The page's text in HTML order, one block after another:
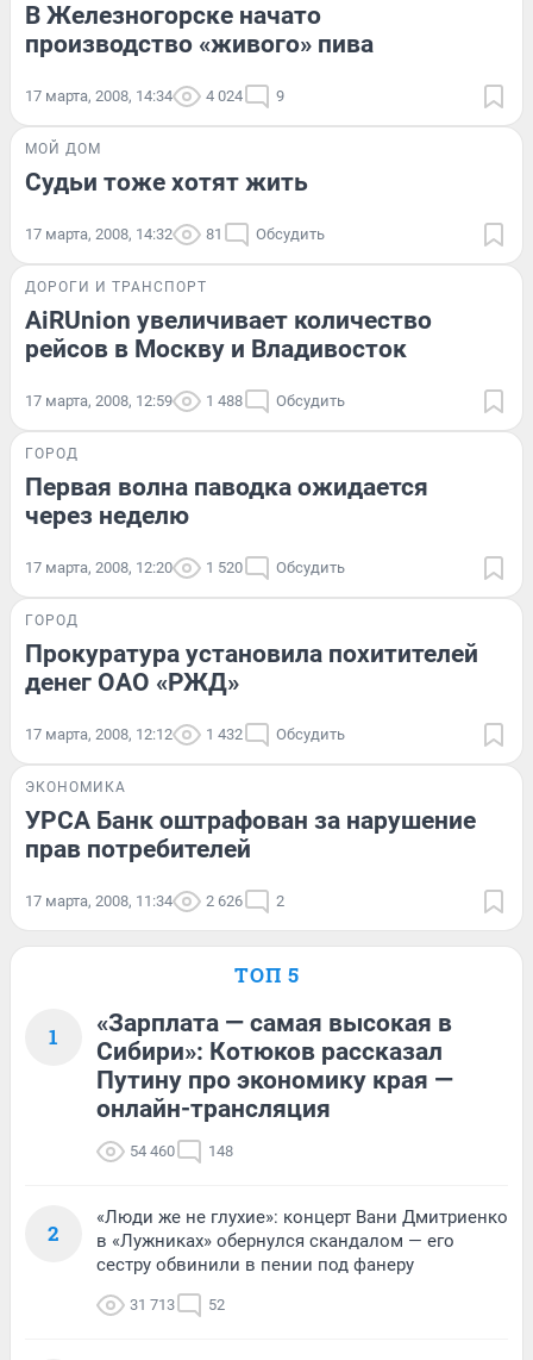
В Железногорске начато
производство «живого» пива
17 марта, 2008, 14:34 4 024 9
МОЙ ДОМ
Судьи тоже хотят жить
17 марта, 2008, 14:32 81 Обсудить
ДОРОГИ И ТРАНСПОРТ
AiRUnion увеличивает количество
рейсов в Москву и Владивосток
17 марта, 2008, 12:59 1 488 Обсудить
ГОРОД
Первая волна паводка ожидается
через неделю
17 марта, 2008, 12:20 1 520 Обсудить
ГОРОД
Прокуратура установила похитителей
денег ОАО «РЖД»
17 марта, 2008, 12:12 1 432 Обсудить
ЭКОНОМИКА
УРСА Банк оштрафован за нарушение
прав потребителей
17 марта, 2008, 11:34 2 626 2
ТОП 5
1
«Зарплата — самая высокая в
Сибири»: Котюков рассказал
Путину про экономику края —
онлайн-трансляция
54 460 148
2
«Люди же не глухие»: концерт Вани Дмитриенко
в «Лужниках» обернулся скандалом — его
сестру обвинили в пении под фанеру
31 713 52